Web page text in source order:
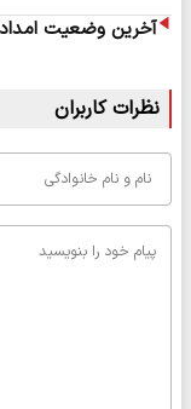
آخرین وضعیت
نظرات کاربران